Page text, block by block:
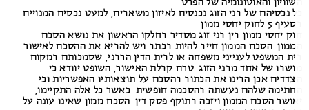
נכסיהם של בני הזוג נכנסים לאיזון משאבים, למעט נכסים המנויים
לחוק יחסי ממון.
יחסי ממון בין בני זוג מסדיר בחלקו הראשון את נושא הסכם
הסכם הממון חייב להיות בכתב ויש להביא את ההסכם לאישור
המשפט לענייני משפחה או לבית הדין הרבני, שסמכותם במקום
של אחד מבני הזוג. טרם קבלת האישור, השופט יוודא כי
אכן הבינו את הכתוב בהסכם על תוצאותיו האפשריות וכי
שלהם נעשתה בהסכמה חופשית. כאשר כל אלה התקיימו,
הסכם הממון ויזכה בתוקף פסק דין. הסכם ממון שאינו עונה על